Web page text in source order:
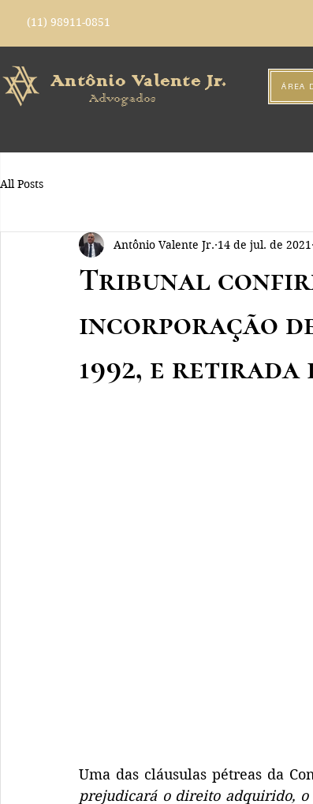
(11) 98911-0851
Antônio Valente Jr.
Advogados
ÁREA
All Posts
Tribunal
incorporação
1992, e retirada
Antônio Valente Jr. 14 de jul. de 2021
Uma das cláusulas pétreas da
prejudicará o direito adquirido,